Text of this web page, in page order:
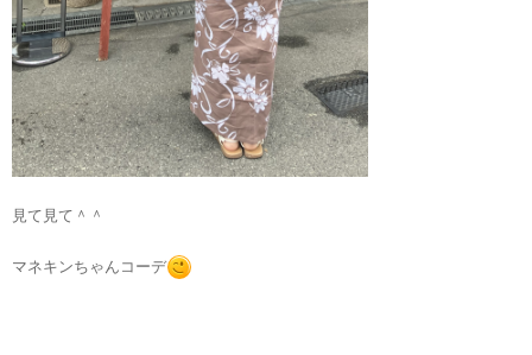
見て見て＾＾
マネキンちゃんコーデ